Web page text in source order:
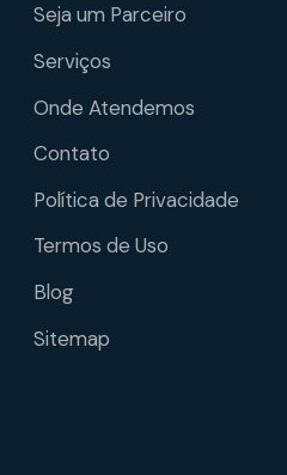
Seja um Parceiro
Serviços
Onde Atendemos
Contato
Política de Privacidade
Termos de Uso
Blog
Sitemap